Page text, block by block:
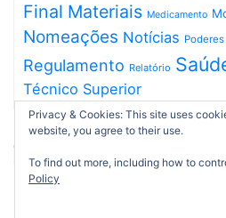
Final Materiais Medicamento
Nomeações Notícias Poderes
Regulamento Relatório
Técnico Superior
Privacy & Cookies: This site uses
website, you agree to their use.
To find out more, including how to
Policy